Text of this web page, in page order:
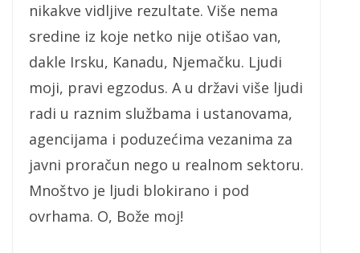
nikakve vidljive rezultate. Više nema
sredine iz koje netko nije otišao van,
dakle Irsku, Kanadu, Njemačku. Ljudi
moji, pravi egzodus. A u državi više ljudi
radi u raznim službama i ustanovama,
agencijama i poduzećima vezanima za
javni proračun nego u realnom sektoru.
Mnoštvo je ljudi blokirano i pod
ovrhama. O, Bože moj!